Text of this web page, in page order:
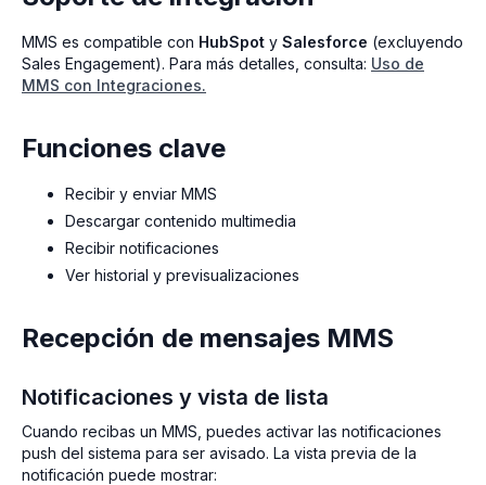
MMS es compatible con HubSpot y Salesforce (excluyendo
Sales Engagement). Para más detalles, consulta: Uso de
MMS con Integraciones.
Funciones clave
Recibir y enviar MMS
Descargar contenido multimedia
Recibir notificaciones
Ver historial y previsualizaciones
Recepción de mensajes MMS
Notificaciones y vista de lista
Cuando recibas un MMS, puedes activar las notificaciones
push del sistema para ser avisado. La vista previa de la
notificación puede mostrar: